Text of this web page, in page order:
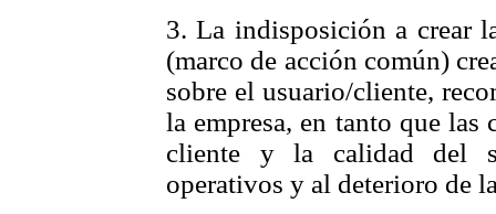
3. La indisposición a crear
(marco de acción común)
sobre el usuario/cliente,
la empresa, en tanto que las
cliente y la calidad del
operativos y al deterioro de